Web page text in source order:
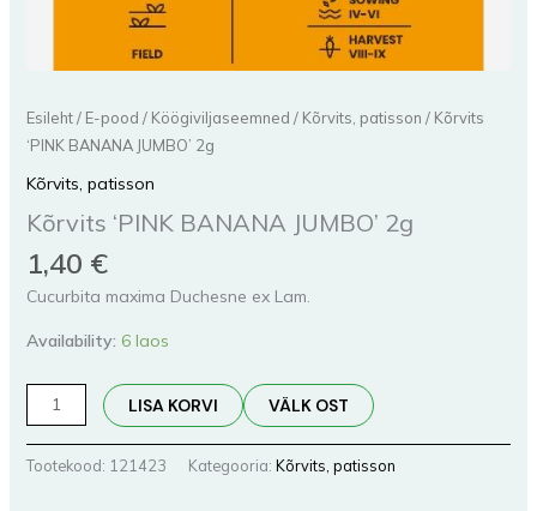
Esileht/ E-pood / Köögiviljaseemned / Kõrvits, patisson / Kõrvits
‘PINK BANANA JUMBO’ 2g
Kõrvits, patisson
Kõrvits ‘PINK BANANA JUMBO’ 2g
1,40 €
Cucurbita maxima Duchesne ex Lam.
Availability: 6 laos
LISA KORVI VÄLK OST
Tootekood: 121423 Kategooria: Kõrvits, patisson